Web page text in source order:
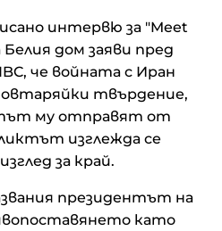
интервю за "Meet
дом заяви пред
че войната с Иран
твърдение,
му отправят от
изглежда се
за край.
президентът на
като